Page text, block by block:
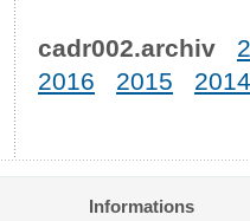
cadr002.archiv
2016
2015 2014
Informations